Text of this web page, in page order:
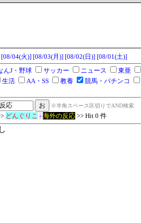
[08/04(火)] [08/03(月)] [08/02(日)] [08/01(土)]
んJ・野球 サッカー ニュース 東亜
生活 AA・SS 教養 競馬・パチンコ
※半角スペース区切りでAND検索
どんぐりこ - 海外の反応 >> Hit 0 件